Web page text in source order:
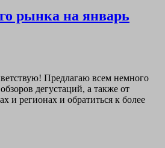
рынка на январь
Предлагаю всем немного
дегустаций, а также от
и регионах и обратиться к более